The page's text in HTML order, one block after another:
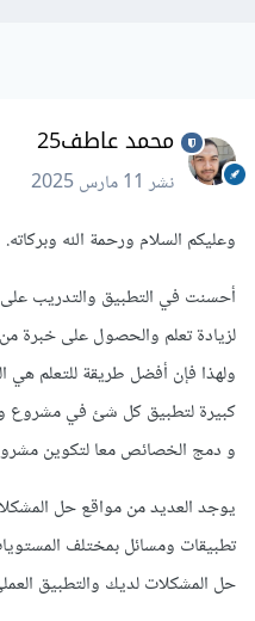
محمد عاطف25
نشر11 مارس 2025
وعليكم السلام ورحمة الله وبركاته.
أحسنت في التطبيق والتدريب
لزيادة تعلم والحصول على خبرة من
ولهذا فإن أفضل طريقة للتعلم هي
كبيرة لتطبيق كل شئ في مشروع
و دمج الخصائص معا لتكوين
تطبيقات ومسائل بمختلف
حل المشكلات لديك والتطبيق